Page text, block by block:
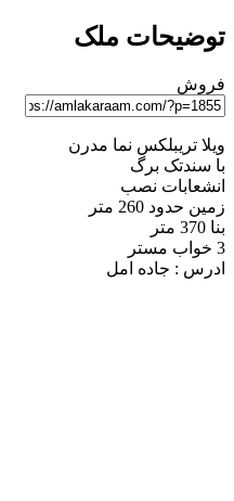
توضیحات ملک
فروش
ویلا تریبلکس نما مدرن
با سندتک برگ
انشعابات نصب
زمین حدود 260 متر
بنا 370 متر
3 خواب مستر
ادرس : جاده امل